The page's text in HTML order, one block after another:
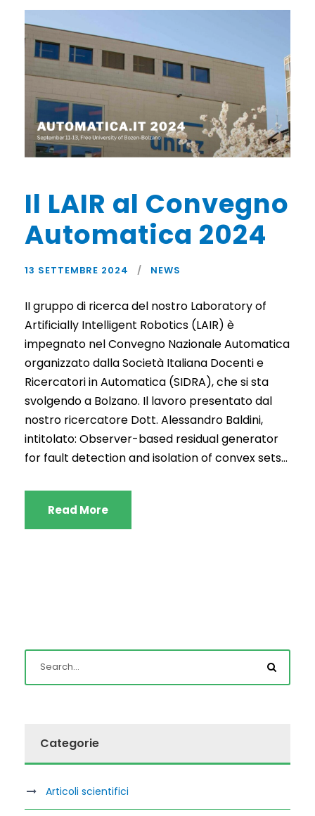
Il LAIR al Convegno
Automatica 2024
13 SETTEMBRE 2024 NEWS
II gruppo di ricerca del nostro Laboratory of
Artificially Intelligent Robotics (LAIR) è
impegnato nel Convegno Nazionale Automatica
organizzato dalla Società Italiana Docenti e
Ricercatori in Automatica (SIDRA), che si sta
svolgendo a Bolzano. Il lavoro presentato dal
nostro ricercatore Dott. Alessandro Baldini,
intitolato: Observer-based residual generator
for fault detection and isolation of convex sets...
Read More
Categorie
Articoli scientifici